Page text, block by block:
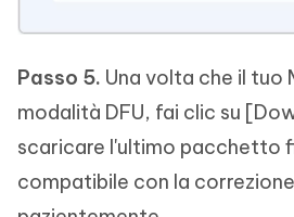
Passo 5. Una volta che il tuo
modalità DFU, fai clic su
scaricare l'ultimo pacchetto
compatibile con la